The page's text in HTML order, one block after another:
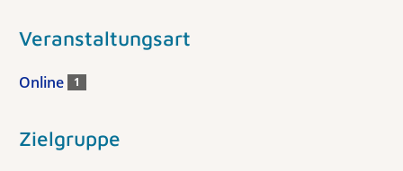
Veranstaltungsart
Online 1
Zielgruppe